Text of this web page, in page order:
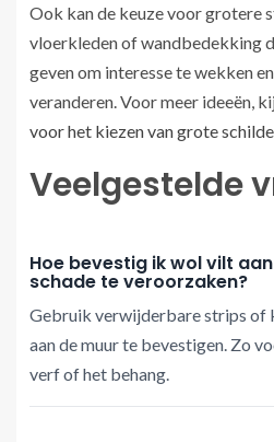
Ook kan de keuze voor grotere
vloerkleden of wandbedekking
geven om interesse te wekken
veranderen. Voor meer ideeën,
voor het kiezen van grote
Veelgestelde
Hoe bevestig ik wol vilt
schade te veroorzaken?
Gebruik verwijderbare strips of
aan de muur te bevestigen. Zo
verf of het behang.